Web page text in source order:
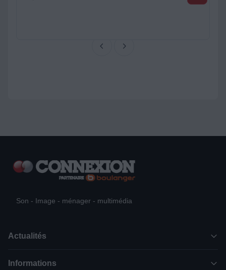
Son - Image - ménager - multimédia
Actualités
Informations